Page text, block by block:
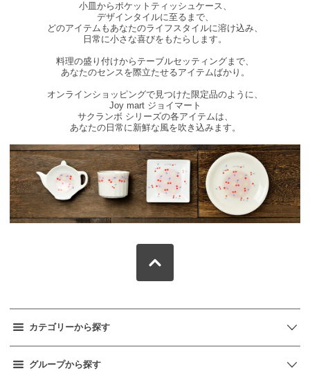
小皿からポケットティッシュケース、
デザインタイルに至るまで、
どのアイテムもあなたのライフスタイルに溶け込み、
日常に小さな喜びをもたらします。
料理の盛り付けからテーブルセッティングまで、
あなたのセンスを際立たせるアイテムばかり。
オンラインショッピングで見つけた限定品のように、
Joy mart ジョイマート
サクランボ シリーズの各アイテムは、
あなたの日常に新鮮な風を吹き込みます。
カテゴリーから探す
グループから探す